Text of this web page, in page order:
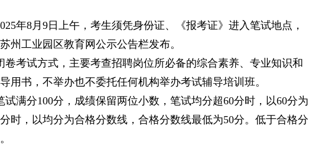
年8月9日上午，考生须凭身份证、《报考证》进入笔试地点，
州工业园区教育网公示公告栏发布。
卷考试方式，主要考查招聘岗位所必备的综合素养、专业知识和
用书，不举办也不委托任何机构举办考试辅导培训班。
试满分100分，成绩保留两位小数，笔试均分超60分时，以60分为
时，以均分为合格分数线，合格分数线最低为50分。低于合格分